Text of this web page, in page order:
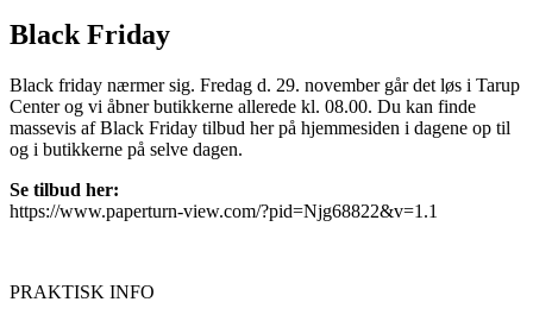
Black Friday
Black friday nærmer sig. Fredag d. 29. november går det løs i Tarup
Center og vi åbner butikkerne allerede kl. 08.00. Du kan finde
massevis af Black Friday tilbud her på hjemmesiden i dagene op til
og i butikkerne på selve dagen.
Se tilbud her:
https://www.paperturn-view.com/?pid=Njg68822&v=1.1
PRAKTISK INFO